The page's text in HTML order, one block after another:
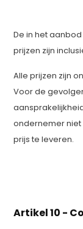
De in het
prijzen zijn
Alle prijzen zijn
Voor de
ondernemer
prijs te leveren.
Artikel 10 -